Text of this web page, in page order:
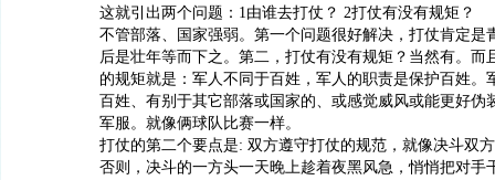
这就引出两个问题：1由谁去打仗？ 2打仗有没有规矩？
不管部落、国家强弱。第一个问题很好解决，打仗肯定是
后是壮年等而下之。第二，打仗有没有规矩？当然有。而
的规矩就是：军人不同于百姓，军人的职责是保护百姓。
百姓、有别于其它部落或国家的、或感觉威风或能更好
军服。就像俩球队比赛一样。
打仗的第二个要点是: 双方遵守打仗的规范，就像决斗双
否则，决斗的一方头一天晚上趁着夜黑风急，悄悄把对手